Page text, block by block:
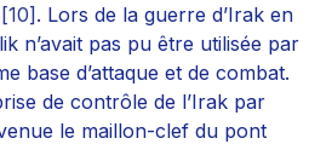
[10]. Lors de la guerre d’Irak en
n’avait pas pu être utilisée par
base d’attaque et de combat.
de contrôle de l’Irak par
le maillon-clef du pont